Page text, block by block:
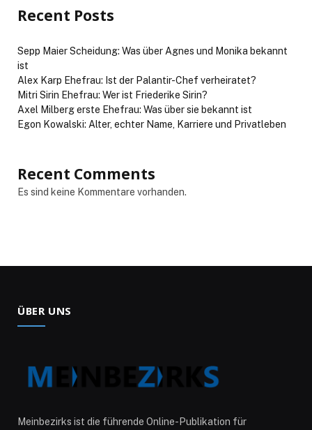
Recent Posts
Sepp Maier Scheidung: Was über Agnes und Monika bekannt
ist
Alex Karp Ehefrau: Ist der Palantir-Chef verheiratet?
Mitri Sirin Ehefrau: Wer ist Friederike Sirin?
Axel Milberg erste Ehefrau: Was über sie bekannt ist
Egon Kowalski: Alter, echter Name, Karriere und Privatleben
Recent Comments
Es sind keine Kommentare vorhanden.
ÜBER UNS
Meinbezirks ist die führende Online-Publikation für